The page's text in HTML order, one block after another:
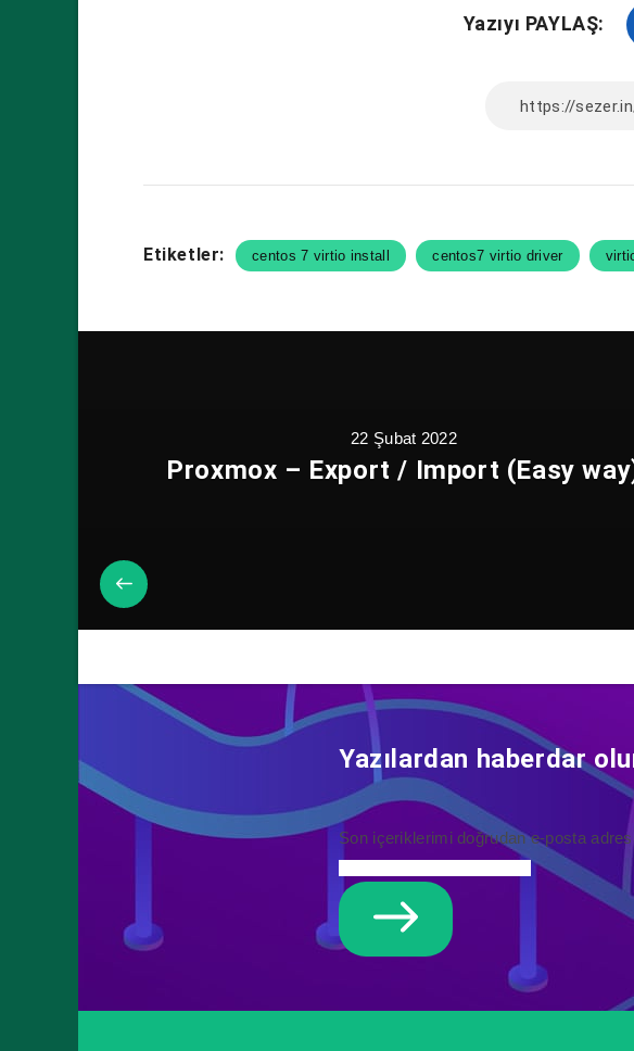
Yazıyı PAYLAŞ:
Etiketler: centos 7 virtio install centos7 virtio driver
22 Şubat 2022
Proxmox – Export / Import (Easy
Yazılardan haberdar
Son içeriklerimi doğrudan e-posta